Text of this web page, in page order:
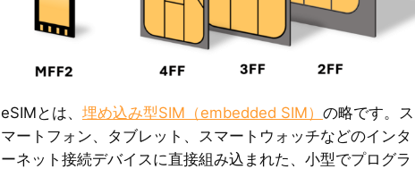
eSIMとは、 埋め込み型SIM（embedded SIM） の略です。ス
マートフォン、タブレット、スマートウォッチなどのインタ
ーネット接続デバイスに直接組み込まれた、小型でプログラ